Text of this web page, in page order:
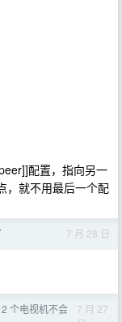
配置，指向另一
，就不用最后一个配
7 月 28 日
个电视机不会
7 月 27